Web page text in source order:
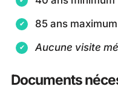
85 ans maximum
Aucune visite
Documents